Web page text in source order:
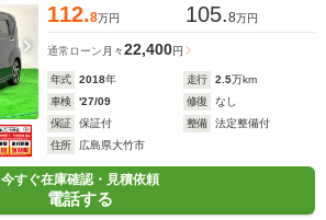
112.8万円 105.8万円
通常ローン 月々22,400円
年式 2018年 走行 2.5万km
車検
'27/09 修復
なし
保証
保証付 整備
法定整備付
住所
広島県大竹市
今すぐ在庫確認・見積依頼
電話する